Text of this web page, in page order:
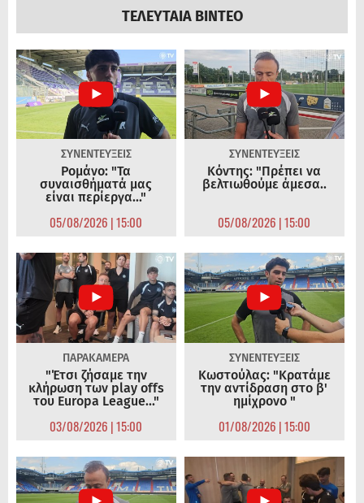
ΤΕΛΕΥΤΑΙΑ ΒΙΝΤΕΟ
ΣΥΝΕΝΤΕΥΞΕΙΣ
Ρομάνο: "Τα
συναισθήματά μας
είναι περίεργα..."
05/08/2026 | 15:00
ΣΥΝΕΝΤΕΥΞΕΙΣ
Κόντης: "Πρέπει να
βελτιωθούμε άμεσα..
05/08/2026 | 15:00
ΠΑΡΑΚΑΜΕΡΑ
"Έτσι ζήσαμε την
κλήρωση των play offs
του Europa League..."
03/08/2026 | 15:00
ΣΥΝΕΝΤΕΥΞΕΙΣ
Κωστούλας: "Κρατάμε
την αντίδραση στο β'
ημίχρονο "
01/08/2026 | 15:00